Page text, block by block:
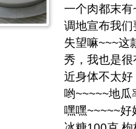
一个肉都末
调地宣布我
失望嘛~~~这
秀，我也是
近身体不太好
哟~~~~~地
嘿嘿~~~~~